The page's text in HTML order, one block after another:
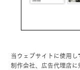
当ウェブサイトに使用
制作会社、広告代理店に